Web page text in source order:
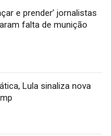
e prender’ jornalistas
falta de munição
Lula sinaliza nova